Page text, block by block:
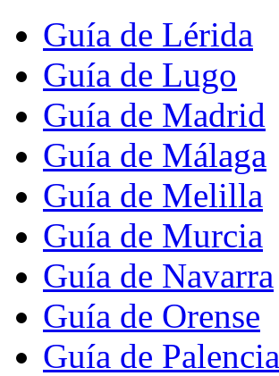
Guía de Lérida
Guía de Lugo
Guía de Madrid
Guía de Málaga
Guía de Melilla
Guía de Murcia
Guía de Navarra
Guía de Orense
Guía de Palencia